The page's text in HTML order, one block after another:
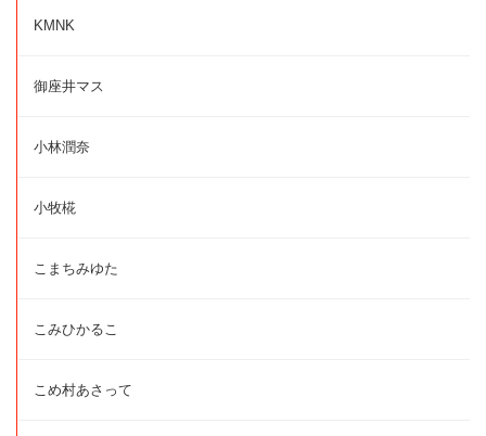
KMNK
御座井マス
小林潤奈
小牧椛
こまちみゆた
こみひかるこ
こめ村あさって